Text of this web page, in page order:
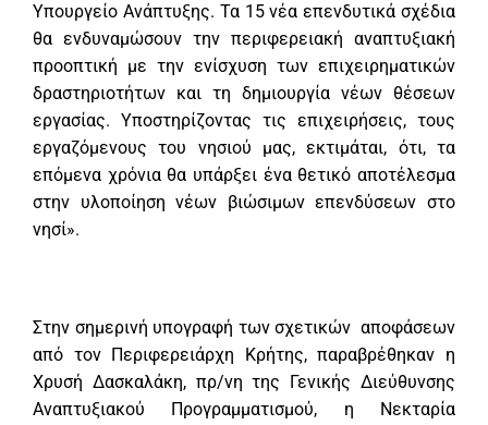
Υπουργείο Ανάπτυξης. Τα 15 νέα επενδυτικά σχέδια
θα ενδυναμώσουν την περιφερειακή αναπτυξιακή
προοπτική με την ενίσχυση των επιχειρηματικών
δραστηριοτήτων και τη δημιουργία νέων θέσεων
εργασίας. Υποστηρίζοντας τις επιχειρήσεις, τους
εργαζόμενους του νησιού μας, εκτιμάται, ότι, τα
επόμενα χρόνια θα υπάρξει ένα θετικό αποτέλεσμα
στην υλοποίηση νέων βιώσιμων επενδύσεων στο
νησί».
Στην σημερινή υπογραφή των σχετικών αποφάσεων
από τον Περιφερειάρχη Κρήτης, παραβρέθηκαν η
Χρυσή Δασκαλάκη, πρ/νη της Γενικής Διεύθυνσης
Αναπτυξιακού Προγραμματισμού, η Νεκταρία